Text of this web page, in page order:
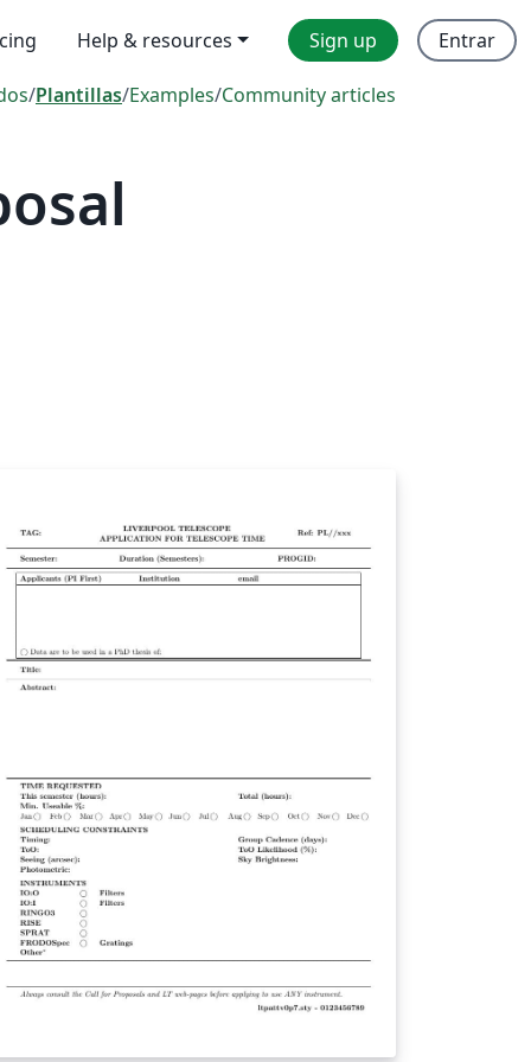
Help & resources Sign up Entrar
/Plantillas/Examples/Community articles